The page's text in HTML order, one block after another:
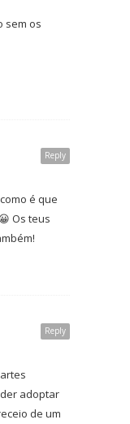
sem os
Reply
é que
Os teus
Reply
adoptar
de um